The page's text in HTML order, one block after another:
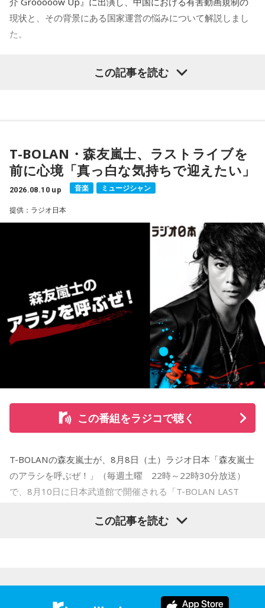
8月25日（火）ナイツ、山﨑ケイ（相席スタート） ＜ゲス
ト＞野呂佳代
8月27日（木）ナイツ、箕輪はるか（ハリセンボン） ＜ゲ
現状と、その背景にある国家運営の悩みについて解説しまし
た。
この記事を読む
T-BOLAN・森友嵐士、ラストライブを
前に心境「真っ白な気持ちで迎えたい」
2026.08.10 up 音楽 ミュージシャン
提供：ラジオ日本
この番組をラジコで聴く
T-BOLANの森友嵐士が、8月8日（土）ラジオ日本「森友嵐士
のアラシを呼ぶぜ！」（毎週土曜 22時～22時30分放送）
で、8月10日に日本武道館で開催される「T-BOLAN LAST
い」と率直に語った。「リハーサルが終わって会場に入っ
て、みんなの顔を見たら、どんな気持ちになるんだろうね。
この記事を読む